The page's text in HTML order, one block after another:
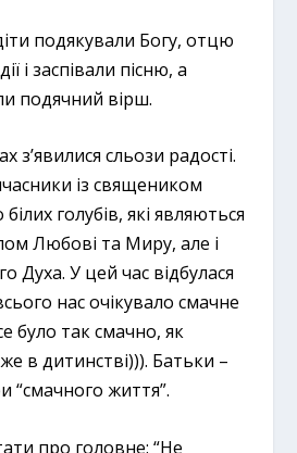
подякували Богу, отцю
і заспівали пісню, а
подячний вірш.
з’явилися сльози радості.
із священиком
голубів, які являються
Любові та Миру, але і
Духа. У цей час відбулася
нас очікувало смачне
було так смачно, як
в дитинстві))). Батьки –
“смачного життя”.
про головне: “Не